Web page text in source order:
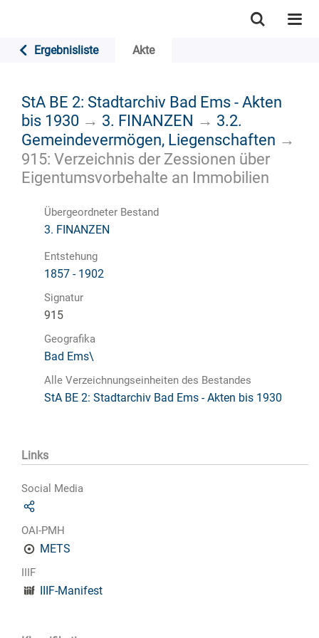
Ergebnisliste Akte
StA BE 2: Stadtarchiv Bad Ems - Akten
bis 1930 → 3. FINANZEN → 3.2.
Gemeindevermögen, Liegenschaften →
915: Verzeichnis der Zessionen über
Eigentumsvorbehalte an Immobilien
Übergeordneter Bestand
3. FINANZEN
Entstehung
1857 - 1902
Signatur
915
Geografika
Bad Ems\
Alle Verzeichnungseinheiten des Bestandes
StA BE 2: Stadtarchiv Bad Ems - Akten bis 1930
Links
Social Media
OAI-PMH
METS
IIIF
IIIF-Manifest